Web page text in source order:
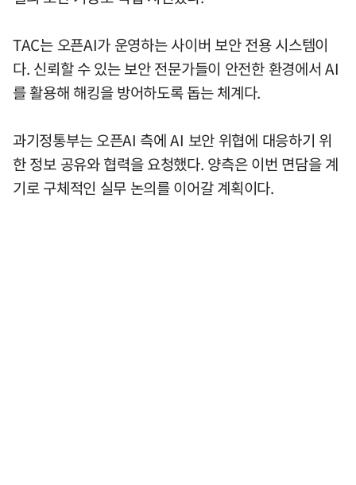
TAC는 오픈AI가 운영하는 사이버 보안 전용 시스템이
다. 신뢰할 수 있는 보안 전문가들이 안전한 환경에서 AI
를 활용해 해킹을 방어하도록 돕는 체계다.
과기정통부는 오픈AI 측에 AI 보안 위협에 대응하기 위
한 정보 공유와 협력을 요청했다. 양측은 이번 면담을 계
기로 구체적인 실무 논의를 이어갈 계획이다.